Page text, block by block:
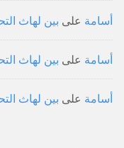
أسامة على بين لهاث
أسامة على بين لهاث
أسامة على بين لهاث